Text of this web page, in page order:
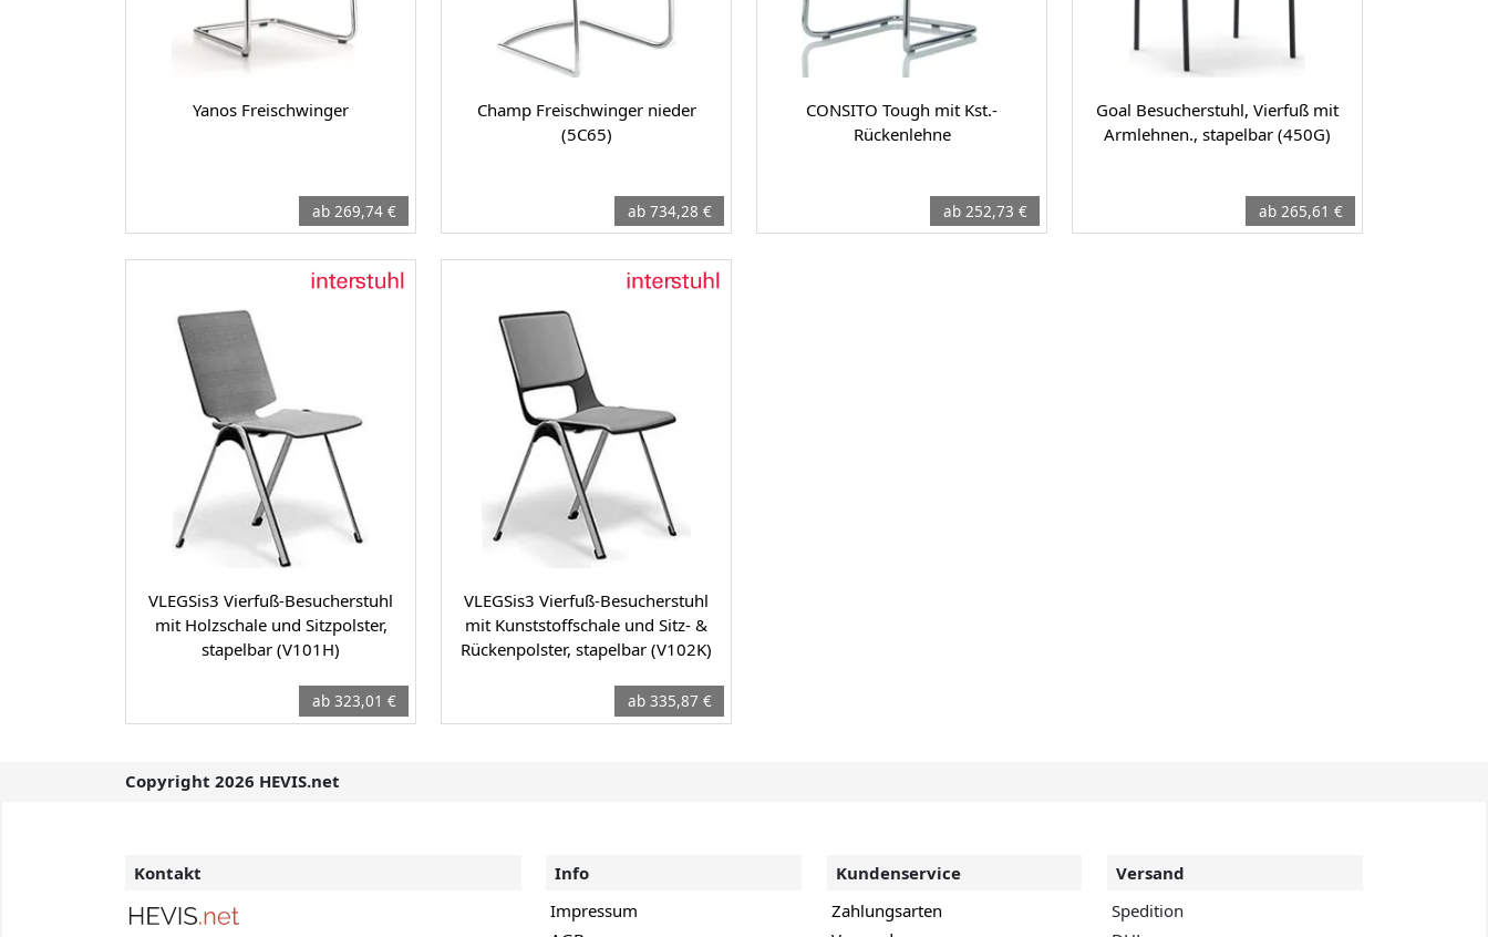
Yanos Freischwinger
ab 269,74 €
Champ Freischwinger nieder
(5C65)
ab 734,28 €
CONSITO Tough mit Kst.-
Rückenlehne
ab 252,73 €
Goal Besucherstuhl, Vierfuß mit
Armlehnen., stapelbar (450G)
ab 265,61 €
VLEGSis3 Vierfuß-Besucherstuhl
mit Holzschale und Sitzpolster,
stapelbar (V101H)
ab 323,01 €
VLEGSis3 Vierfuß-Besucherstuhl
mit Kunststoffschale und Sitz- &
Rückenpolster, stapelbar (V102K)
ab 335,87 €
Copyright 2026 HEVIS.net
Kontakt
Info
Impressum
Kundenservice
Zahlungsarten
Versand
Spedition